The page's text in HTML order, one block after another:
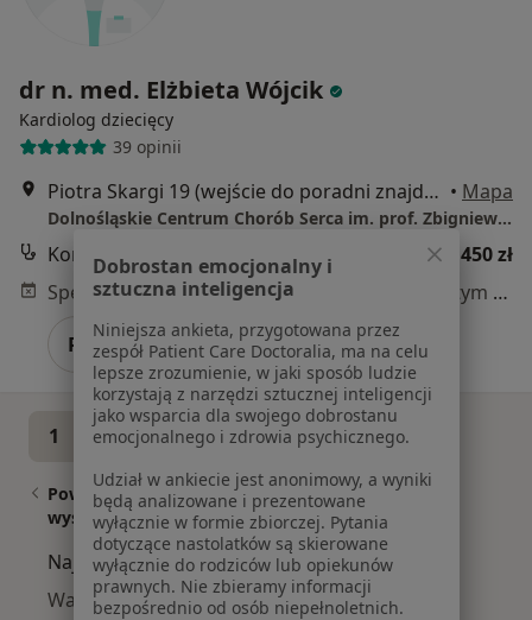
dr n. med. Elżbieta Wójcik
Kardiolog dziecięcy
39 opinii
Piotra Skargi 19 (wejście do poradni znajduje się od ul. Nowej 2), Wrocław • Mapa
Dolnośląskie Centrum Chorób Serca im. prof. Zbigniewa Religi MEDINET
od 450 zł
Specjalista nie oferuje umawiania online pod tym adresem.
Poproś o wizytę
1 2
Powiązane
wyszukiwania
|
Oferty pracy - Kardiolog
dziecięcy
Najczęstsze schorzenia
Wady serca Wrocław
Dobrostan emocjonalny i
sztuczna inteligencja
Niniejsza ankieta, przygotowana przez
zespół Patient Care Doctoralia, ma na celu
lepsze zrozumienie, w jaki sposób ludzie
korzystają z narzędzi sztucznej inteligencji
jako wsparcia dla swojego dobrostanu
emocjonalnego i zdrowia psychicznego.
Udział w ankiecie jest anonimowy, a wyniki
będą analizowane i prezentowane
wyłącznie w formie zbiorczej. Pytania
dotyczące nastolatków są skierowane
wyłącznie do rodziców lub opiekunów
prawnych. Nie zbieramy informacji
bezpośrednio od osób niepełnoletnich.